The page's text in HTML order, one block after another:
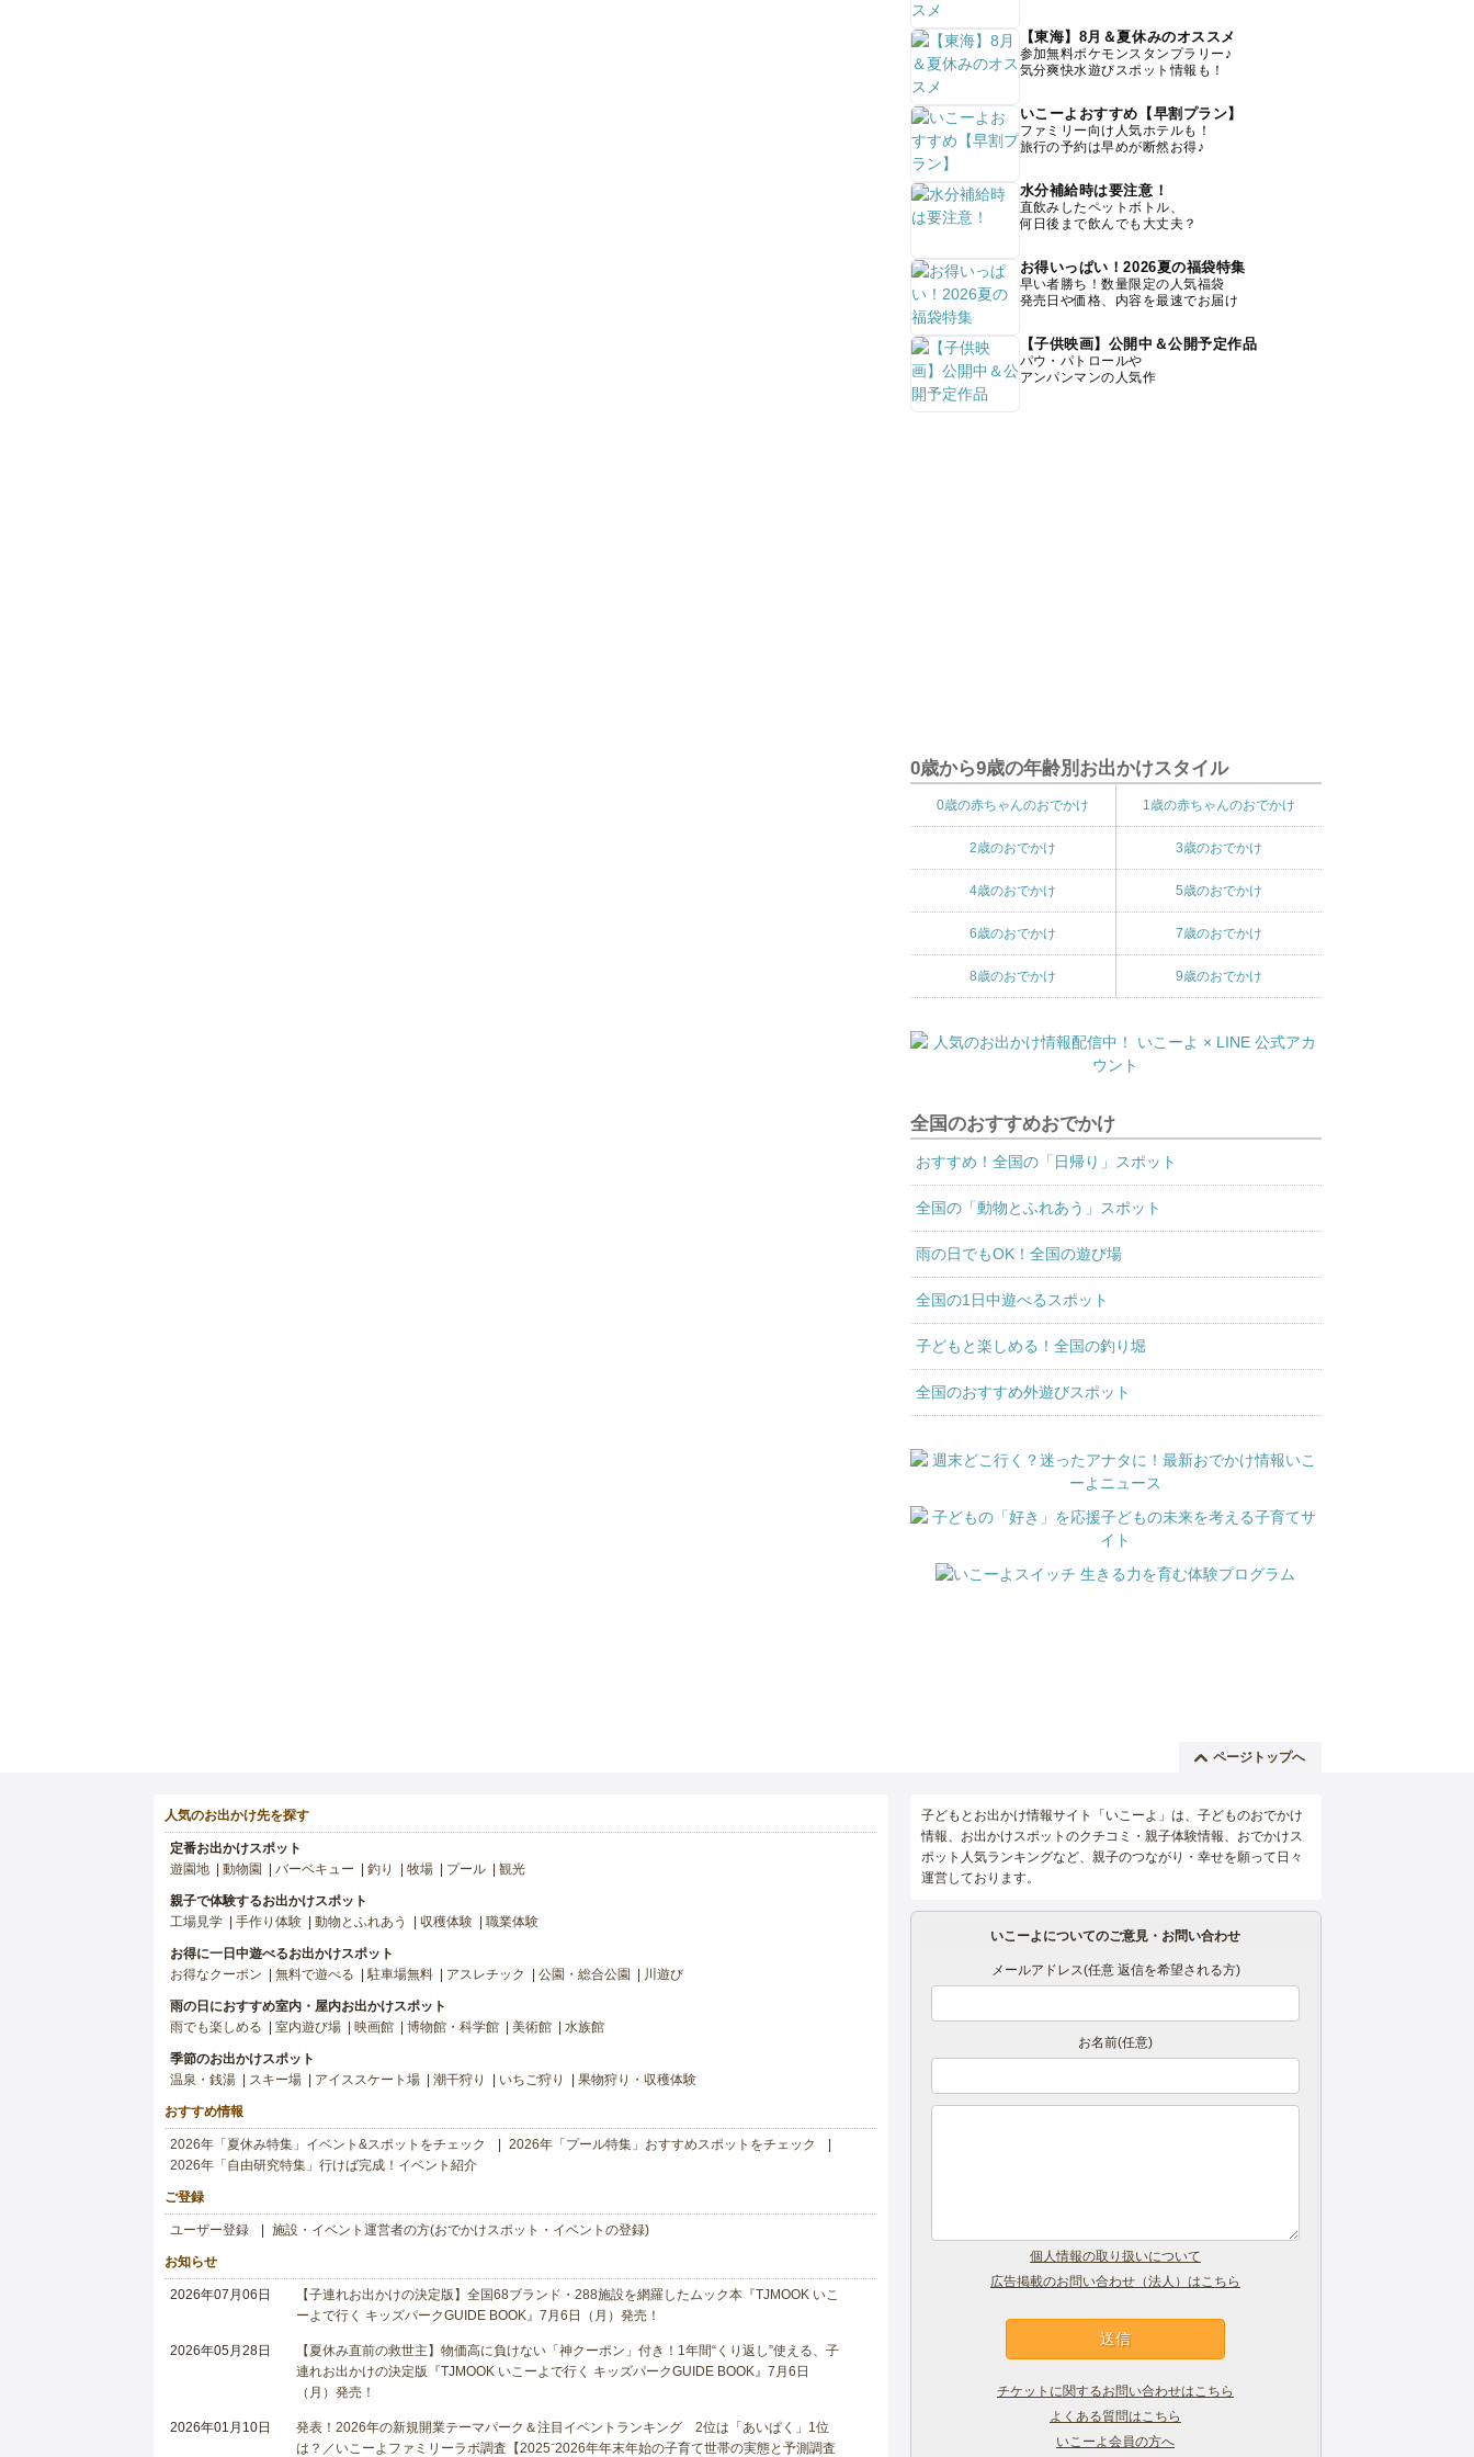
【東海】8月＆夏休みのオススメ
参加無料ポケモンスタンプラリー♪
気分爽快水遊びスポット情報も！
いこーよおすすめ【早割プラン】
ファミリー向け人気ホテルも！
旅行の予約は早めが断然お得♪
水分補給時は要注意！
直飲みしたペットボトル、
何日後まで飲んでも大丈夫？
お得いっぱい！2026夏の福袋特集
早い者勝ち！数量限定の人気福袋
発売日や価格、内容を最速でお届け
【子供映画】公開中＆公開予定作品
パウ・パトロールや
アンパンマンの人気作
0歳から9歳の年齢別お出かけスタイル
0歳の赤ちゃんのおでかけ 1歳の赤ちゃんのおでかけ
2歳のおでかけ 3歳のおでかけ
4歳のおでかけ 5歳のおでかけ
6歳のおでかけ 7歳のおでかけ
8歳のおでかけ 9歳のおでかけ
全国のおすすめおでかけ
おすすめ！全国の「日帰り」スポット
全国の「動物とふれあう」スポット
雨の日でもOK！全国の遊び場
全国の1日中遊べるスポット
子どもと楽しめる！全国の釣り堀
全国のおすすめ外遊びスポット
ページトップへ
人気のお出かけ先を探す
定番お出かけスポット
遊園地
動物園 バーベキュー 釣り 牧場 プール 観光
親子で体験するお出かけスポット
工場見学
手作り体験 動物とふれあう 収穫体験 職業体験
お得に一日中遊べるお出かけスポット
お得なクーポン
無料で遊べる 駐車場無料 アスレチック 公園・総合公園 川遊び
雨の日におすすめ室内・屋内お出かけスポット
雨でも楽しめる
室内遊び場 映画館 博物館・科学館 美術館 水族館
季節のお出かけスポット
温泉・銭湯
スキー場 アイススケート場 潮干狩り いちご狩り 果物狩り・収穫体験
おすすめ情報
2026年「夏休み特集」イベント&スポットをチェック
2026年「プール特集」おすすめスポットをチェック
2026年「自由研究特集」行けば完成！イベント紹介
ご登録
ユーザー登録 施設・イベント運営者の方(おでかけスポット・イベントの登録)
お知らせ
2026年07月06日
【子連れお出かけの決定版】全国68ブランド・288施設を網羅したムック本『TJMOOK いこ
ーよで行く キッズパークGUIDE BOOK』7月6日（月）発売！
2026年05月28日
【夏休み直前の救世主】物価高に負けない「神クーポン」付き！1年間“くり返し”使える、子
連れお出かけの決定版『TJMOOK いこーよで行く キッズパークGUIDE BOOK』7月6日
（月）発売！
2026年01月10日
発表！2026年の新規開業テーマパーク＆注目イベントランキング 2位は「あいぱく」1位
は？／いこーよファミリーラボ調査【2025⁻2026年年末年始の子育て世帯の実態と予測調査
子どもとお出かけ情報サイト「いこーよ」は、子どものおでかけ
情報、お出かけスポットのクチコミ・親子体験情報、おでかけス
ポット人気ランキングなど、親子のつながり・幸せを願って日々
運営しております。
いこーよについてのご意見・お問い合わせ
メールアドレス(任意 返信を希望される方)
お名前(任意)
個人情報の取り扱いについて
広告掲載のお問い合わせ（法人）はこちら
チケットに関するお問い合わせはこちら
よくある質問はこちら
いこーよ会員の方へ